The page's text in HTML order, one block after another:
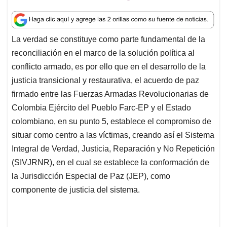
a
t
s
A
p
p
c
e
b
o
o
k
n
k
e
d
I
n
a
i
l
r
e
a
d
s
La verdad se constituye como parte fundamental de la
reconciliación en el marco de la solución política al
conflicto armado, es por ello que en el desarrollo de la
justicia transicional y restaurativa, el acuerdo de paz
firmado entre las Fuerzas Armadas Revolucionarias de
Colombia Ejército del Pueblo Farc-EP y el Estado
colombiano, en su punto 5, establece el compromiso de
situar como centro a las víctimas, creando así el Sistema
Integral de Verdad, Justicia, Reparación y No Repetición
(SIVJRNR), en el cual se establece la conformación de
la Jurisdicción Especial de Paz (JEP), como
componente de justicia del sistema.